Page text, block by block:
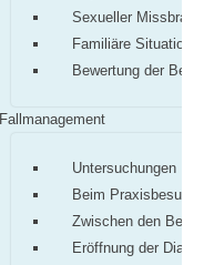
Sexueller
Familiäre Situation
Bewertung der
Fallmanagement
Untersuchungen
Beim Praxisbesuch
Zwischen den
Eröffnung der